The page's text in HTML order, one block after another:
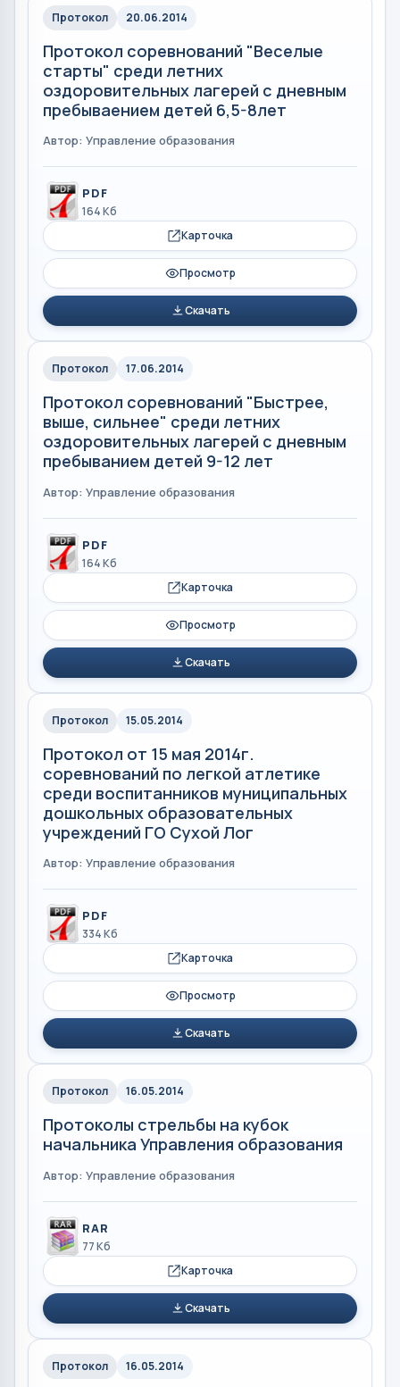
Протокол 20.06.2014
Протокол соревнований "Веселые
старты" среди летних
оздоровительных лагерей с дневным
пребываением детей 6,5-8лет
Автор: Управление образования
PDF
164 Кб
Карточка
Просмотр
Скачать
Протокол 17.06.2014
Протокол соревнований "Быстрее,
выше, сильнее" среди летних
оздоровительных лагерей с дневным
пребыванием детей 9-12 лет
Автор: Управление образования
PDF
164 Кб
Карточка
Просмотр
Скачать
Протокол 15.05.2014
Протокол от 15 мая 2014г.
соревнований по легкой атлетике
среди воспитанников муниципальных
дошкольных образовательных
учреждений ГО Сухой Лог
Автор: Управление образования
PDF
334 Кб
Карточка
Просмотр
Скачать
Протокол 16.05.2014
Протоколы стрельбы на кубок
начальника Управления образования
Автор: Управление образования
RAR
77 Кб
Карточка
Скачать
Протокол 16.05.2014